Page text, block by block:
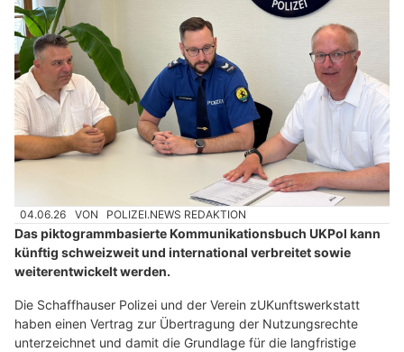
04.06.26 VON POLIZEI.NEWS REDAKTION
Das piktogrammbasierte Kommunikationsbuch UKPol kann
künftig schweizweit und international verbreitet sowie
weiterentwickelt werden.
Die Schaffhauser Polizei und der Verein zUKunftswerkstatt
haben einen Vertrag zur Übertragung der Nutzungsrechte
unterzeichnet und damit die Grundlage für die langfristige